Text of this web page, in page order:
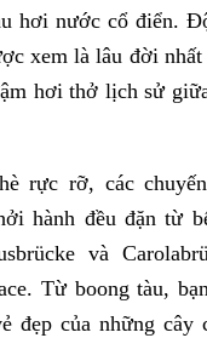
hơi nước cổ điển.
xem là lâu đời
hơi thở lịch sử
rực rỡ, các
hành đều đặn từ
và
Từ boong tàu,
đẹp của những cây